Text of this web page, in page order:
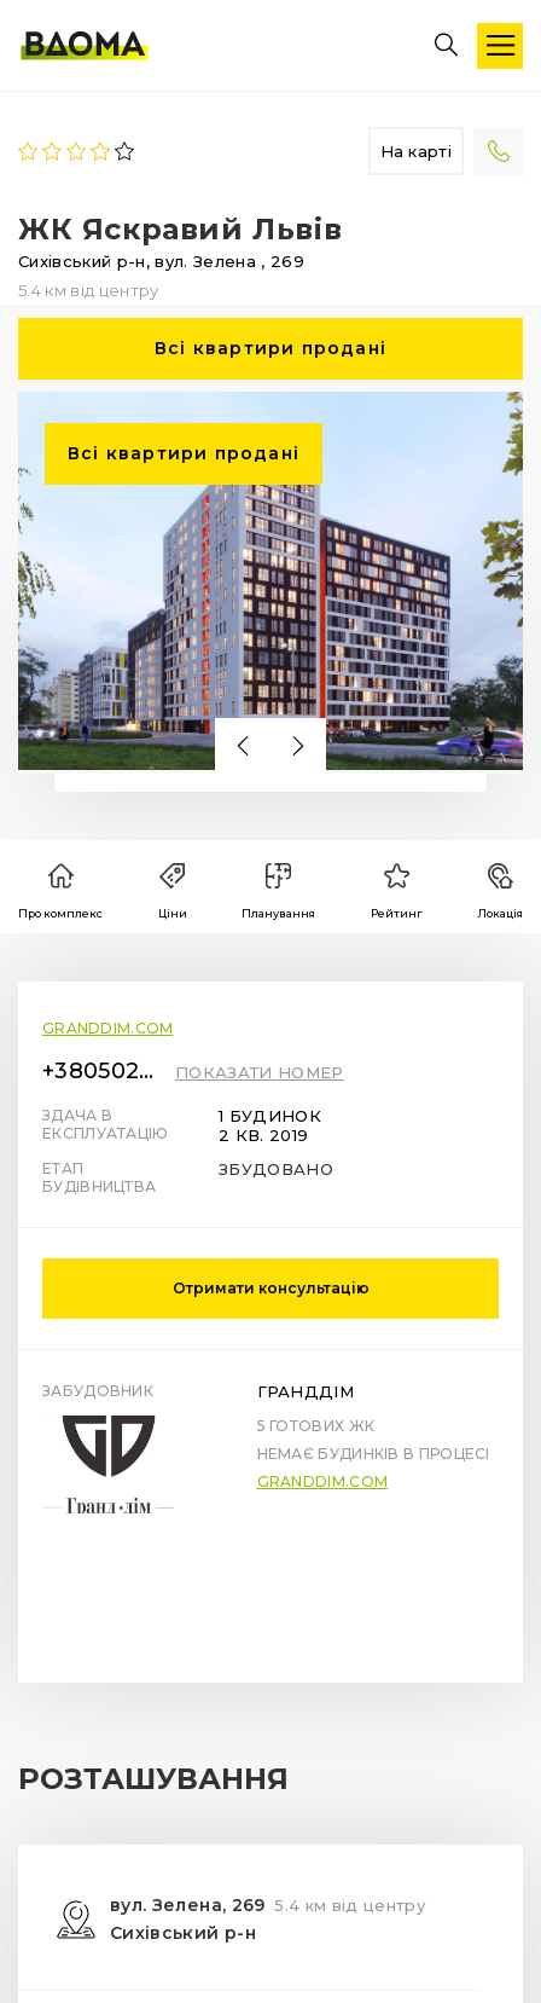
На карті
ЖК Яскравий Львів
Сихівський р-н,вул. Зелена , 269
5.4 км від центру
Всі квартири продані
Всі квартири продані
Про комплекс Ціни Планування Рейтинг Локація
GRANDDIM.COM
+380502602062 ПОКАЗАТИ НОМЕР
ЗДАЧА В
ЕКСПЛУАТАЦІЮ
1 БУДИНОК
2 КВ. 2019
ЕТАП
БУДІВНИЦТВА
ЗБУДОВАНО
Отримати консультацію
ЗАБУДОВНИК ГРАНДДІМ
5 ГОТОВИХ ЖК
НЕМАЄ БУДИНКІВ В ПРОЦЕСІ
GRANDDIM.COM
РОЗТАШУВАННЯ
вул. Зелена, 269
Сихівський р-н
5.4 км від центру